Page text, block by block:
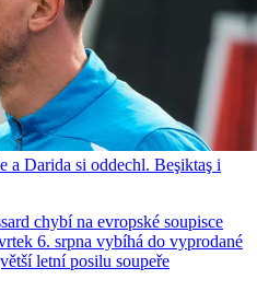
a Darida si oddechl. Beşiktaş i
chybí na evropské soupisce
6. srpna vybíhá do vyprodané
letní posilu soupeře